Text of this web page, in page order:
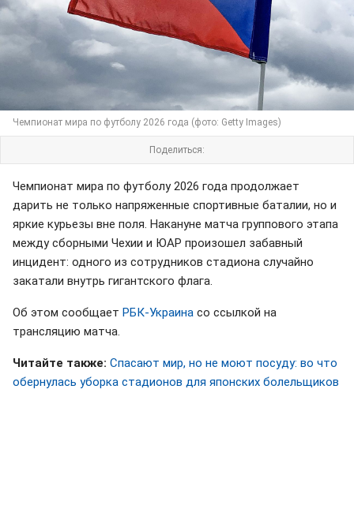
Чемпионат мира по футболу 2026 года (фото: Getty Images)
Поделиться:
Чемпионат мира по футболу 2026 года продолжает
дарить не только напряженные спортивные баталии, но и
яркие курьезы вне поля. Накануне матча группового этапа
между сборными Чехии и ЮАР произошел забавный
инцидент: одного из сотрудников стадиона случайно
закатали внутрь гигантского флага.
Об этом сообщает РБК-Украина со ссылкой на
трансляцию матча.
Читайте также: Спасают мир, но не моют посуду: во что
обернулась уборка стадионов для японских болельщиков